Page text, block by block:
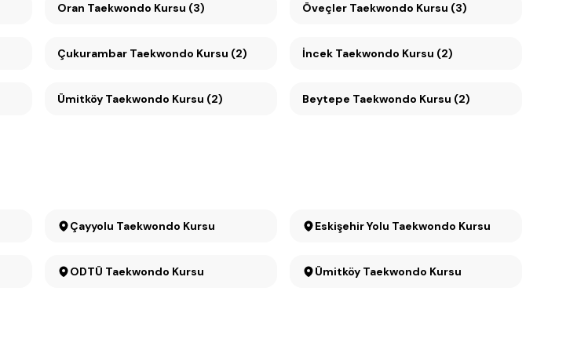
Oran Taekwondo Kursu (3) Öveçler Taekwondo Kursu (3)
Çukurambar Taekwondo Kursu (2) İncek Taekwondo Kursu (2)
Ümitköy Taekwondo Kursu (2) Beytepe Taekwondo Kursu (2)
Çayyolu Taekwondo Kursu Eskişehir Yolu Taekwondo Kursu
ODTÜ Taekwondo Kursu Ümitköy Taekwondo Kursu